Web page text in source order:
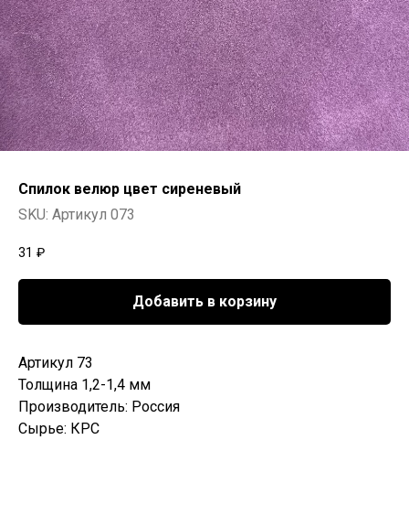
Спилок велюр цвет сиреневый
SKU: Артикул 073
31 ₽
Добавить в корзину
Артикул 73
Толщина 1,2-1,4 мм
Производитель: Россия
Сырье: КРС